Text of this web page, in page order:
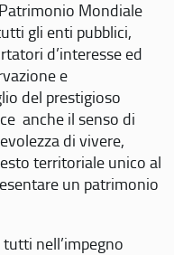
Mondiale
gli enti pubblici,
d’interesse ed
e
del prestigioso
anche il senso di
di vivere,
territoriale unico al
un patrimonio
nell’impegno